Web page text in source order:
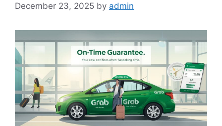
December 23, 2025 by admin